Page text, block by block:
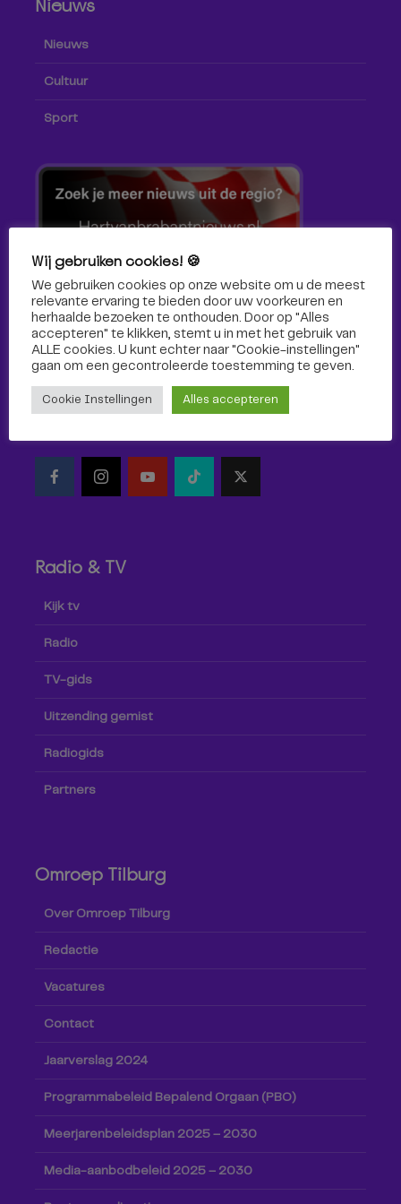
Nieuws
Nieuws
Cultuur
Sport
Volg ons!
Volg Omroep Tilburg niet alleen hier, maar ook via social
Radio & TV
Kijk tv
Radio
TV-gids
Uitzending gemist
Radiogids
Partners
Omroep Tilburg
Over Omroep Tilburg
Redactie
Vacatures
Contact
Jaarverslag 2024
Programmabeleid Bepalend Orgaan (PBO)
Meerjarenbeleidsplan 2025 – 2030
Media-aanbodbeleid 2025 – 2030
Wij gebruiken cookies! 🍪
We gebruiken cookies op onze website om u de meest
relevante ervaring te bieden door uw voorkeuren en
herhaalde bezoeken te onthouden. Door op "Alles
accepteren" te klikken, stemt u in met het gebruik van
ALLE cookies. U kunt echter naar "Cookie-instellingen"
gaan om een ​​gecontroleerde toestemming te geven.
Cookie Instellingen Alles accepteren